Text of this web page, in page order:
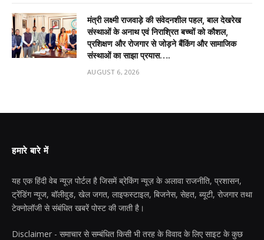
मंत्री लक्ष्मी राजवाड़े की संवेदनशील पहल, बाल देखरेख
संस्थाओं के अनाथ एवं निराश्रित बच्चों को कौशल,
प्रशिक्षण और रोजगार से जोड़ने बैंकिंग और सामाजिक
संस्थाओं का साझा प्रयास….
AUGUST 6, 2026
हमारे बारे में
यह एक हिंदी वेब न्यूज़ पोर्टल है जिसमें ब्रेकिंग न्यूज़ के अलावा राजनीति, प्रशासन,
ट्रेंडिंग न्यूज, बॉलीवुड, खेल जगत, लाइफस्टाइल, बिजनेस, सेहत, ब्यूटी, रोजगार तथा
टेक्नोलॉजी से संबंधित खबरें पोस्ट की जाती है।
Disclaimer - समाचार से सम्बंधित किसी भी तरह के विवाद के लिए साइट के कुछ